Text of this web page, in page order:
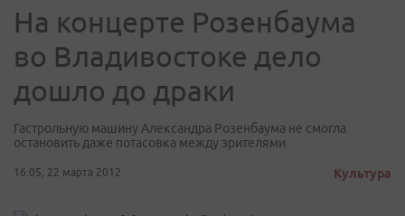
На концерте Розенбаума
во Владивостоке дело
дошло до драки
Гастрольную машину Александра Розенбаума не смогла
остановить даже потасовка между зрителями
16:05, 22 марта 2012 Культура